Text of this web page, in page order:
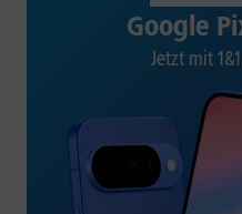
Google
Jetzt mit